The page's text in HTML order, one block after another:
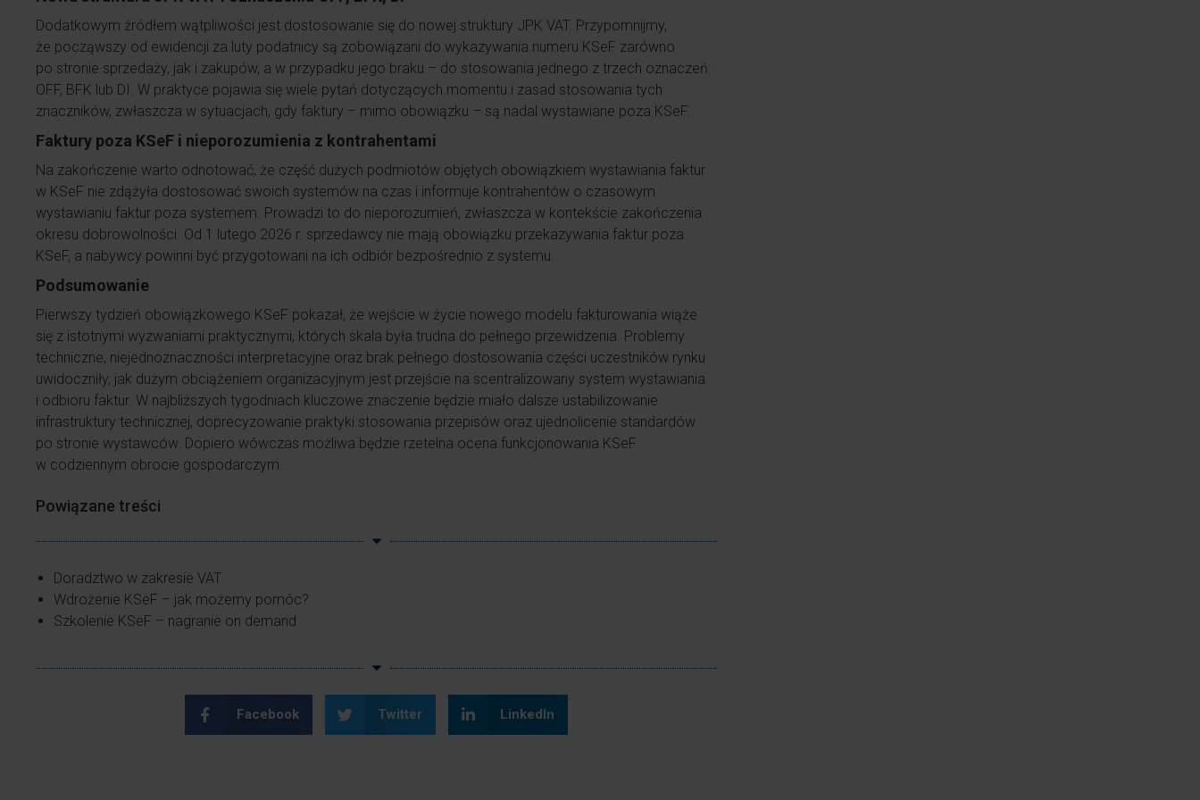
Dodatkowym źródłem wątpliwości jest dostosowanie się do nowej struktury JPK VAT. Przypomnijmy,
że począwszy od ewidencji za luty podatnicy są zobowiązani do wykazywania numeru KSeF zarówno
po stronie sprzedaży, jak i zakupów, a w przypadku jego braku – do stosowania jednego z trzech oznaczeń:
OFF, BFK lub DI. W praktyce pojawia się wiele pytań dotyczących momentu i zasad stosowania tych
znaczników, zwłaszcza w sytuacjach, gdy faktury – mimo obowiązku – są nadal wystawiane poza KSeF.
Faktury poza KSeF i nieporozumienia z kontrahentami
Na zakończenie warto odnotować, że część dużych podmiotów objętych obowiązkiem wystawiania faktur
w KSeF nie zdążyła dostosować swoich systemów na czas i informuje kontrahentów o czasowym
wystawianiu faktur poza systemem. Prowadzi to do nieporozumień, zwłaszcza w kontekście zakończenia
okresu dobrowolności. Od 1 lutego 2026 r. sprzedawcy nie mają obowiązku przekazywania faktur poza
KSeF, a nabywcy powinni być przygotowani na ich odbiór bezpośrednio z systemu.
Podsumowanie
Pierwszy tydzień obowiązkowego KSeF pokazał, że wejście w życie nowego modelu fakturowania wiąże
się z istotnymi wyzwaniami praktycznymi, których skala była trudna do pełnego przewidzenia. Problemy
techniczne, niejednoznaczności interpretacyjne oraz brak pełnego dostosowania części uczestników rynku
uwidoczniły, jak dużym obciążeniem organizacyjnym jest przejście na scentralizowany system wystawiania
i odbioru faktur. W najbliższych tygodniach kluczowe znaczenie będzie miało dalsze ustabilizowanie
infrastruktury technicznej, doprecyzowanie praktyki stosowania przepisów oraz ujednolicenie standardów
po stronie wystawców. Dopiero wówczas możliwa będzie rzetelna ocena funkcjonowania KSeF
w codziennym obrocie gospodarczym.
Powiązane treści
Doradztwo w zakresie VAT
Wdrożenie KSeF – jak możemy pomóc?
Szkolenie KSeF – nagranie on demand
Facebook Twitter LinkedIn